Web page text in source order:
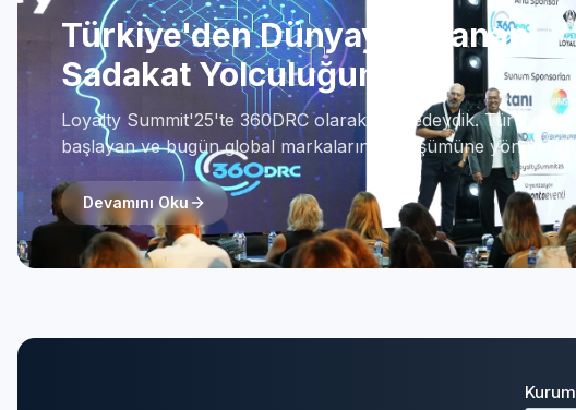
Türkiye'den Dünyaya Uzanan
Sadakat Yolculuğumuz
Loyalty Summit'25'te 360DRC olarak sahnedeydik. Türkiye'de
başlayan ve bugün global markaların dönüşümüne yön veren
sadakat yolculuğumuzu anlattık.
Devamını Oku